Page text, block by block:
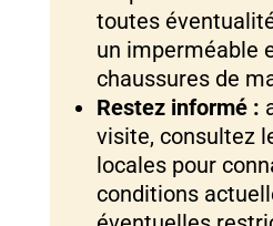
toutes
un imperméable
chaussures de
Restez informé :
visite, consultez
locales pour
conditions